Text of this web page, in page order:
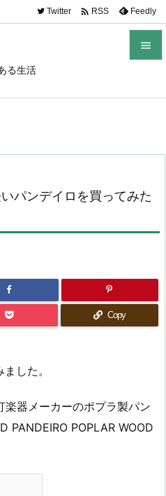
る生活

次へ
検索
Twitter  RSS Feedly
パンデイロを買ってみた
Copy
した。
器メーカーのポプラ製パン
PANDEIRO POPLAR WOOD